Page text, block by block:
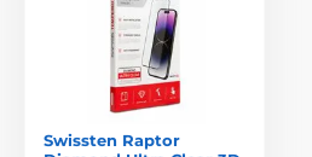
Swissten Raptor